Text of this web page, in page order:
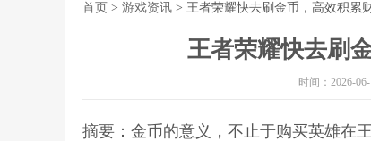
首页 > 游戏资讯 > 王者荣耀快去刷金币，高效积累
王者荣耀快去刷
时间：2026-
摘要：金币的意义，不止于购买英雄在